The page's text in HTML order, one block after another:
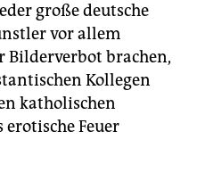
große deutsche
vor allem
Bilderverbot brachen,
Kollegen
katholischen
erotische Feuer